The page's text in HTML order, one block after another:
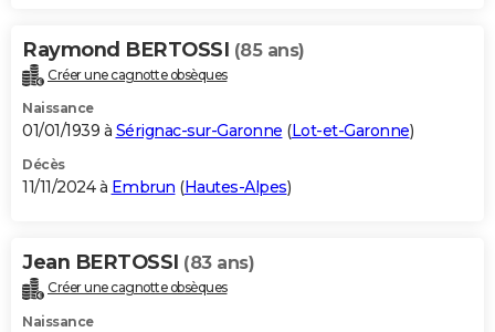
Raymond BERTOSSI (85 ans)
Créer une cagnotte obsèques
Naissance
01/01/1939 à Sérignac-sur-Garonne (Lot-et-Garonne)
Décès
11/11/2024 à Embrun (Hautes-Alpes)
Jean BERTOSSI (83 ans)
Créer une cagnotte obsèques
Naissance